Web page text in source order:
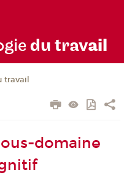
du travail
travail
domaine